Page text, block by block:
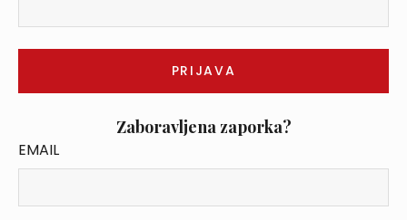
Zaboravljena zaporka?
EMAIL